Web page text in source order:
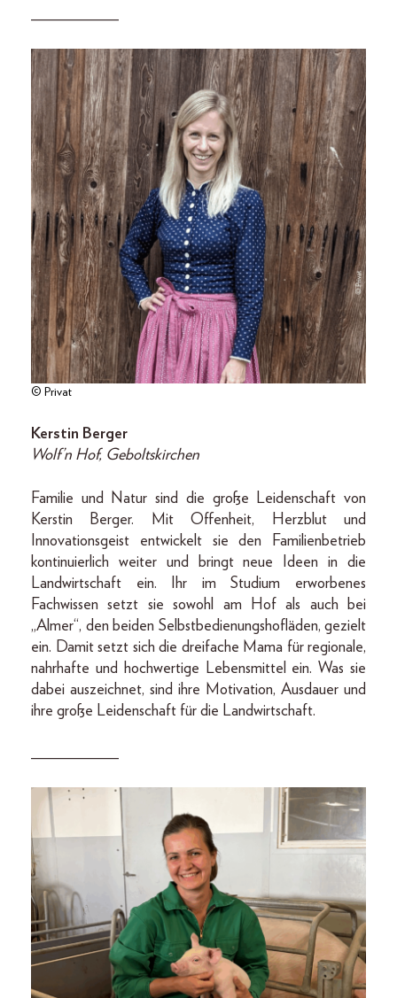
___________
© Privat
Kerstin Berger
Wolf’n Hof, Geboltskirchen
Familie und Natur sind die große Leidenschaft von
Kerstin Berger. Mit Offenheit, Herzblut und
Innovationsgeist entwickelt sie den Familienbetrieb
kontinuierlich weiter und bringt neue Ideen in die
Landwirtschaft ein. Ihr im Studium erworbenes
Fachwissen setzt sie sowohl am Hof als auch bei
„Almer“, den beiden Selbstbedienungshofläden, gezielt
ein. Damit setzt sich die dreifache Mama für regionale,
nahrhafte und hochwertige Lebensmittel ein. Was sie
dabei auszeichnet, sind ihre Motivation, Ausdauer und
ihre große Leidenschaft für die Landwirtschaft.
___________